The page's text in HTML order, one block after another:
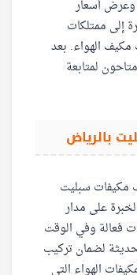
وعرض أسعار
إلى ممتلكات
مكيف الهواء. بعد
لمتابعة
بالرياض
مكيفات سبليت
على مدار
فعالة وفي الوقت
لضمان تركيب
الهواء التي